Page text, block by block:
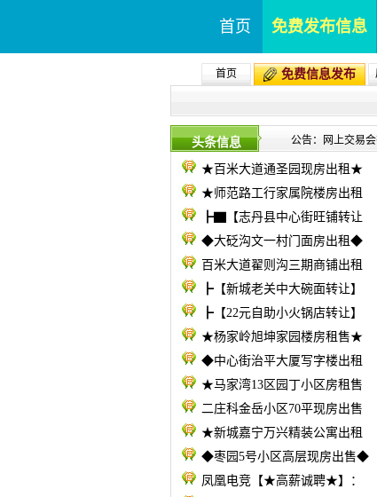
首页 免费发布信息
首页 免费信息发布
头条信息 公告：网上交易
★百米大道通圣园现房出租★
★师范路工行家属院楼房出租
┣▇【志丹县中心街旺铺转让
◆大砭沟文一村门面房出租◆
百米大道翟则沟三期商铺出租
┣【新城老关中大碗面转让】
┣【22元自助小火锅店转让】
★杨家岭旭坤家园楼房租售★
◆中心街治平大厦写字楼出租
★马家湾13区园丁小区房租售
二庄科金岳小区70平现房出售
★新城嘉宁万兴精装公寓出租
◆枣园5号小区高层现房出售◆
凤凰电竞【★高薪诚聘★】：